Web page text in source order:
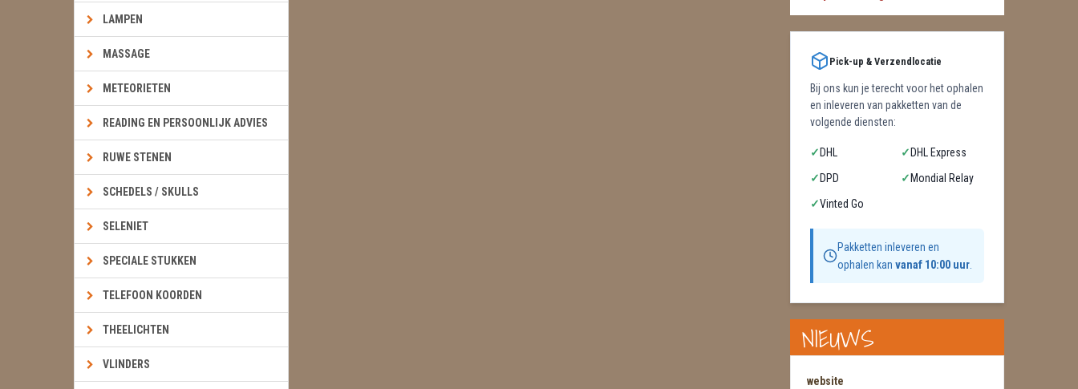
LAMPEN
MASSAGE
METEORIETEN
READING EN PERSOONLIJK ADVIES
RUWE STENEN
SCHEDELS / SKULLS
SELENIET
SPECIALE STUKKEN
TELEFOON KOORDEN
THEELICHTEN
VLINDERS
Pick-up & Verzendlocatie
Bij ons kun je terecht voor het ophalen
en inleveren van pakketten van de
volgende diensten:
✓ DHL ✓ DHL Express
✓ DPD ✓ Mondial Relay
✓Vinted Go
Pakketten inleveren en
ophalen kan vanaf 10:00 uur.
NIEUWS
website